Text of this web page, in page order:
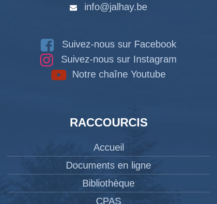
info@jalhay.be
Suivez-nous sur Facebook
Suivez-nous sur Instagram
Notre chaîne Youtube
RACCOURCIS
Accueil
Documents en ligne
Bibliothèque
CPAS